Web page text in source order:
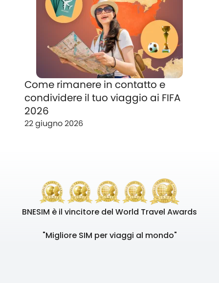
Come rimanere in contatto e
condividere il tuo viaggio ai FIFA
2026
22 giugno 2026
BNESIM è il vincitore del World Travel Awards
"Migliore SIM per viaggi al mondo"